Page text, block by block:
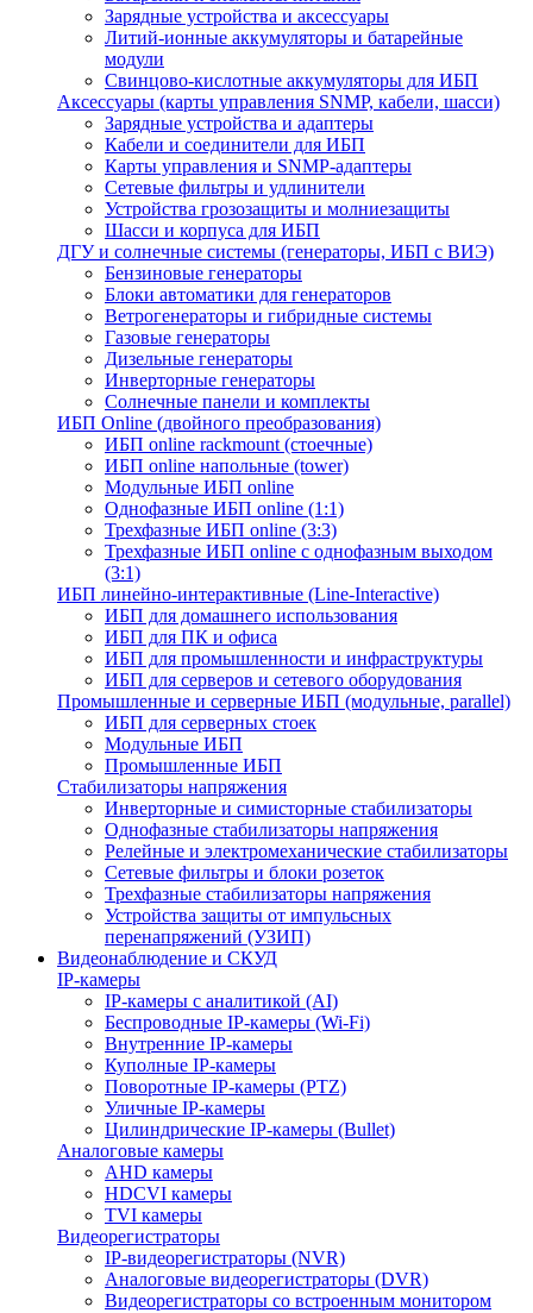
Зарядные устройства и аксессуары
Литий-ионные аккумуляторы и батарейные
модули
Свинцово-кислотные аккумуляторы для ИБП
Аксессуары (карты управления SNMP, кабели, шасси)
Зарядные устройства и адаптеры
Кабели и соединители для ИБП
Карты управления и SNMP-адаптеры
Сетевые фильтры и удлинители
Устройства грозозащиты и молниезащиты
Шасси и корпуса для ИБП
ДГУ и солнечные системы (генераторы, ИБП с ВИЭ)
Бензиновые генераторы
Блоки автоматики для генераторов
Ветрогенераторы и гибридные системы
Газовые генераторы
Дизельные генераторы
Инверторные генераторы
Солнечные панели и комплекты
ИБП Online (двойного преобразования)
ИБП online rackmount (стоечные)
ИБП online напольные (tower)
Модульные ИБП online
Однофазные ИБП online (1:1)
Трехфазные ИБП online (3:3)
Трехфазные ИБП online с однофазным выходом
(3:1)
ИБП линейно-интерактивные (Line-Interactive)
ИБП для домашнего использования
ИБП для ПК и офиса
ИБП для промышленности и инфраструктуры
ИБП для серверов и сетевого оборудования
Промышленные и серверные ИБП (модульные, parallel)
ИБП для серверных стоек
Модульные ИБП
Промышленные ИБП
Стабилизаторы напряжения
Инверторные и симисторные стабилизаторы
Однофазные стабилизаторы напряжения
Релейные и электромеханические стабилизаторы
Сетевые фильтры и блоки розеток
Трехфазные стабилизаторы напряжения
Устройства защиты от импульсных
перенапряжений (УЗИП)
Видеонаблюдение и СКУД
IP-камеры
IP-камеры с аналитикой (AI)
Беспроводные IP-камеры (Wi-Fi)
Внутренние IP-камеры
Куполные IP-камеры
Поворотные IP-камеры (PTZ)
Уличные IP-камеры
Цилиндрические IP-камеры (Bullet)
Аналоговые камеры
AHD камеры
HDCVI камеры
TVI камеры
Видеорегистраторы
IP-видеорегистраторы (NVR)
Аналоговые видеорегистраторы (DVR)
Видеорегистраторы со встроенным монитором